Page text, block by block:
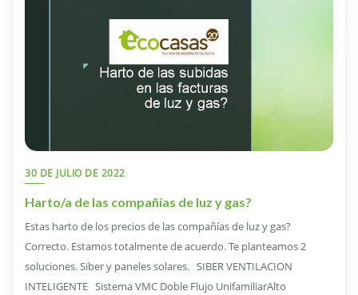
30 DE JULIO DE 2022
Harto/a de las compañías de luz y gas?
Estas harto de los precios de las compañías de luz y gas?
Correcto. Estamos totalmente de acuerdo. Te planteamos 2
soluciones. Siber y paneles solares. SIBER VENTILACION
INTELIGENTE Sistema VMC Doble Flujo UnifamiliarAlto